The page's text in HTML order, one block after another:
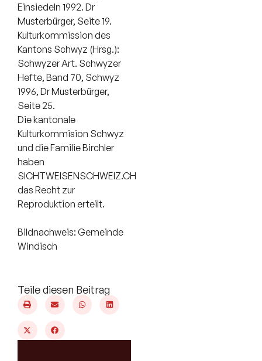
Einsiedeln 1992. Dr
Musterbürger, Seite 19.
Kulturkommission des
Kantons Schwyz (Hrsg.):
Schwyzer Art. Schwyzer
Hefte, Band 70, Schwyz
1996, Dr Musterbürger,
Seite 25.
Die kantonale
Kulturkommision Schwyz
und die Familie Birchler
haben
SICHTWEISENSCHWEIZ.CH
das Recht zur
Reproduktion erteilt.
Bildnachweis: Gemeinde
Windisch
Teile diesen Beitrag